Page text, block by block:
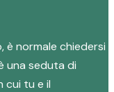
è normale chiedersi
una seduta di
cui tu e il